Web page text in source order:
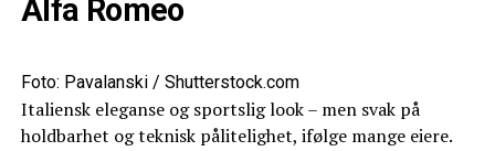
Alfa Romeo
Foto: Pavalanski / Shutterstock.com
Italiensk eleganse og sportslig look – men svak på
holdbarhet og teknisk pålitelighet, ifølge mange eiere.